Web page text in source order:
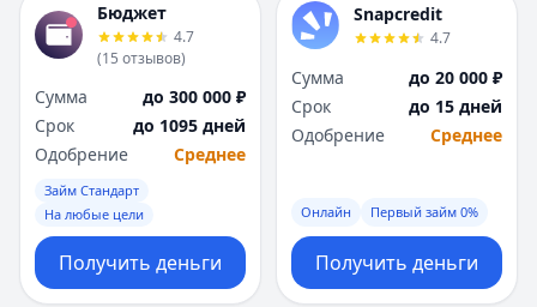
Бюджет
4.7
(15 отзывов)
Сумма
до 300 000 ₽
Срок
до 1095 дней
Одобрение
Среднее
Займ Стандарт
На любые цели
Получить деньги
Snapcredit
4.7
Сумма
до 20 000 ₽
Срок
до 15 дней
Одобрение
Среднее
Онлайн Первый займ 0%
Получить деньги